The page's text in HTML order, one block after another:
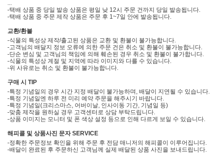
-택배 상품 중 당일 발송 상품은 평일 낮 12시 주문 건까지 당일 발송됩니다.
-택배 상품 중 주문 제작 상품은 주문 후 1~7일 안에 발송됩니다.
교환/환불
-식물의 특성상 제작/출고된 상품은 교환 및 환불이 불가능합니다.
-고객님의 배달지 정보 오류에 의한 주문 건은 취소 및 환불이 불가능합니다.
-단순 변심 및 고객님의 책임에 의해 훼손된 경우 취소 및 환불이 불가합니다.
-식물의 특성상 계절 및 지역에 따라 이미지와 다를 수 있습니다.
-위 사유로는 취소 및 환불이 불가능합니다.
구매 시 TIP
-특정 기념일의 경우 시간 지정 배달이 불가능하며, 배달이 지연될 수 있습니다.
-특정 기념일엔 하루 전 미리 예약 주문을 해주시기 바랍니다.
-특정 기념일(크리스마스, 어버이날, 인사이동 기간, 기념일 등)
-맞춤 제작을 원하실 경우 고객센터로 상담 부탁드립니다.
-상품 이미지는 모니터 및 폰 색상 설정 등으로 인해 다르게 보일 수 있습니다.
해피콜 및 상품사진 문자 SERVICE
-정확한 주문정보 확인을 위해 주문 후 전담 매니저의 해피콜이 이루어집니다.
-배달이 완료된 후 주문하신 고객님께 실제 배달된 상품 사진을 보내드립니다.